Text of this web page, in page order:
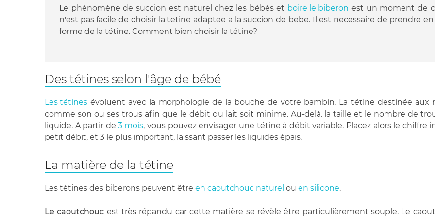
Le phénomène de succion est naturel chez les bébés et boire le biberon est un moment de
n'est pas facile de choisir la tétine adaptée à la succion de bébé. Il est nécessaire de prendre
forme de la tétine. Comment bien choisir la tétine?
Des tétines selon l'âge de bébé
Les tétines évoluent avec la morphologie de la bouche de votre bambin. La tétine destinée
comme son ou ses trous afin que le débit du lait soit minime. Au-delà, la taille et le nombre de
liquide. A partir de3 mois, vous pouvez envisager une tétine à débit variable. Placez alors le chiffre
petit débit, et 3 le plus important, laissant passer les liquides épais.
La matière de la tétine
Les tétines des biberons peuvent être en caoutchouc naturel ou en silicone.
Le caoutchouc est très répandu car cette matière se révèle être particulièrement souple. Le